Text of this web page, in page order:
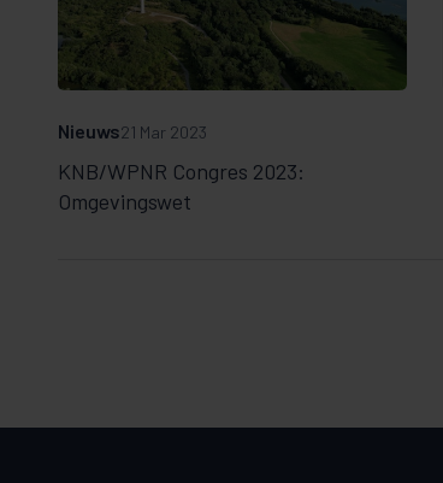
KNB/WPNR Congres 2023:
Omgevingswet
Nieuws21 Mar 2023